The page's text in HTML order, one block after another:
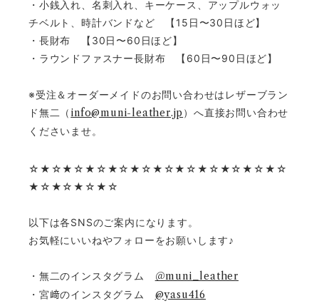
・小銭入れ、名刺入れ、キーケース、アップルウォッ
チベルト、時計バンドなど 【15日〜30日ほど】
・長財布 【30日〜60日ほど】
・ラウンドファスナー長財布 【60日〜90日ほど】
※受注＆オーダーメイドのお問い合わせはレザーブラン
ド無二（ info@muni-leather.jp ）へ直接お問い合わせ
くださいませ。
☆★☆★☆★☆★☆★☆★☆★☆★☆★☆★☆★☆
★☆★☆★☆★☆
以下は各SNSのご案内になります。
お気軽にいいねやフォローをお願いします♪
・無二のインスタグラム ＠muni_leather
・宮﨑のインスタグラム @yasu416